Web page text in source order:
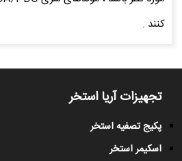
کنند .
تجهیزات آریا استخر
پکیج تصفیه استخر
اسکیمر استخر